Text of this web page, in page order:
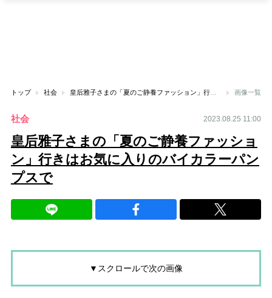
トップ 社会 皇后雅子さまの「夏のご静養ファッション」行きはお気に入りのバイカラーパンプスで 画像一覧
社会 2023.08.25 11:00
皇后雅子さまの「夏のご静養ファッショ
ン」行きはお気に入りのバイカラーパン
プスで
▼スクロールで次の画像